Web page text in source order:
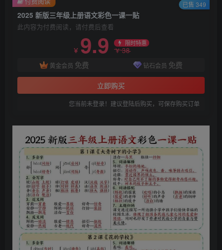
2025 新版三年级上册语文彩色一课一贴
此内容为付费阅读，请付费后查看
￥ 9.9 限时特惠
￥38
黄金会员 免费 钻石会员 免费
立即购买
您当前未登录！建议登陆后购买，可保存购买订单
已售 349